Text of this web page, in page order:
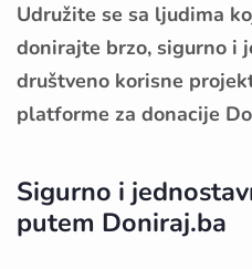
Udružite se sa ljudima
donirajte brzo, sigurno i
društveno korisne
platforme za donacije
Sigurno i
putem Doniraj.ba